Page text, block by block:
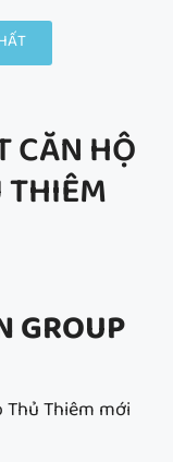
CĂN HỘ
THIÊM
GROUP
Thiêm mới